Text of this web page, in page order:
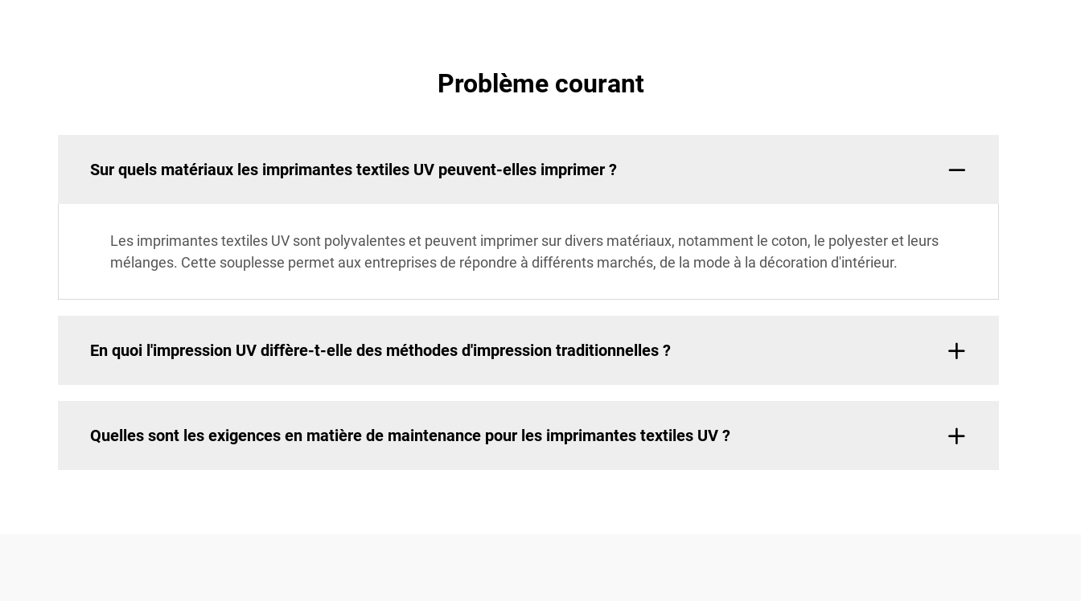
Problème courant
Sur quels matériaux les imprimantes textiles UV peuvent-elles imprimer ?
Les imprimantes textiles UV sont polyvalentes et peuvent imprimer sur divers matériaux, notamment le coton, le polyester et leurs
mélanges. Cette souplesse permet aux entreprises de répondre à différents marchés, de la mode à la décoration d'intérieur.
En quoi l'impression UV diffère-t-elle des méthodes d'impression traditionnelles ?
Quelles sont les exigences en matière de maintenance pour les imprimantes textiles UV ?